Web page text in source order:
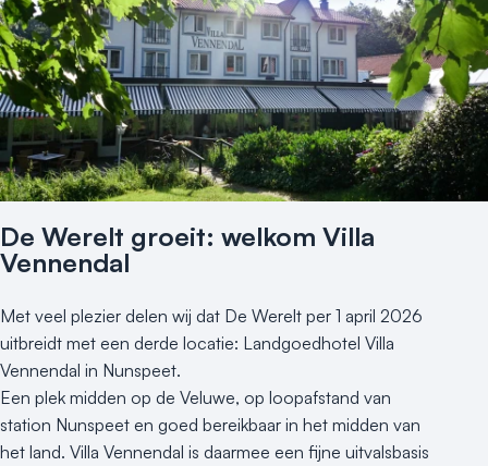
Vraag locatie aan
Locatiegids
Meld locatie aan
Nieuws
Reviews (5⭐️)
De Werelt groeit: welkom Villa
Vennendal
Met veel plezier delen wij dat De Werelt per 1 april 2026
uitbreidt met een derde locatie: Landgoedhotel Villa
Vennendal in Nunspeet.
Een plek midden op de Veluwe, op loopafstand van
station Nunspeet en goed bereikbaar in het midden van
het land. Villa Vennendal is daarmee een fijne uitvalsbasis